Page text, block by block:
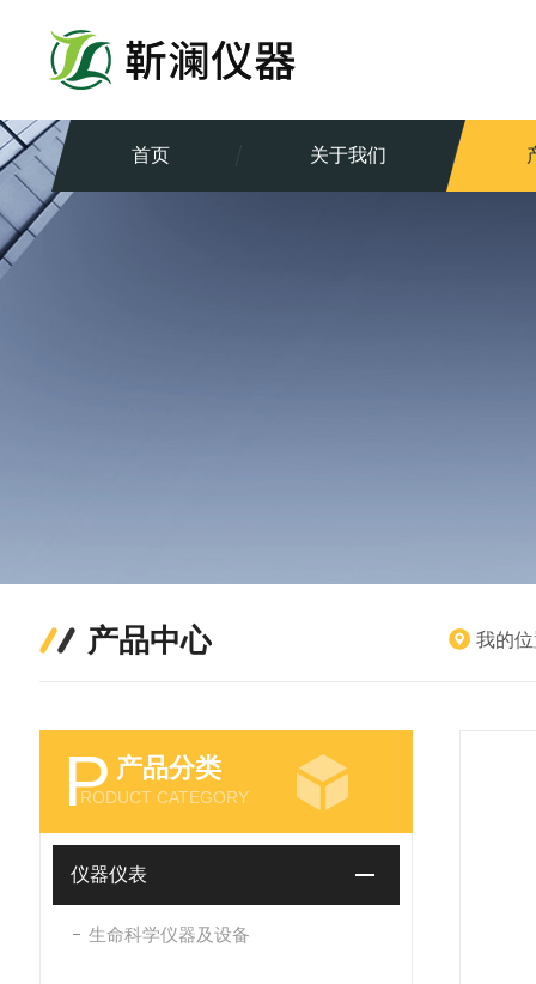
首页 关于我们
产品中心 我的
P 产品分类
RODUCT CATEGORY
仪器仪表
生命科学仪器及设备